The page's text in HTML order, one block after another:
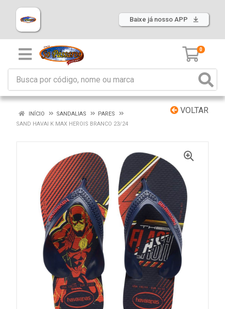
Baixe já nosso APP
0
VOLTAR
INÍCIO SANDALIAS
PARES
SAND HAVAI K MAX HEROIS BRANCO 23/24